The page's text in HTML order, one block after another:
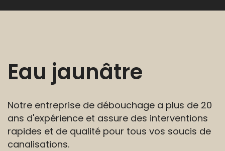
Eau jaunâtre
Notre entreprise de débouchage a plus de 20
ans d'expérience et assure des interventions
rapides et de qualité pour tous vos soucis de
canalisations.